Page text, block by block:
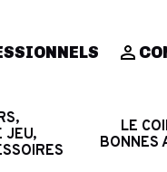
JEU,
LE
BONNES